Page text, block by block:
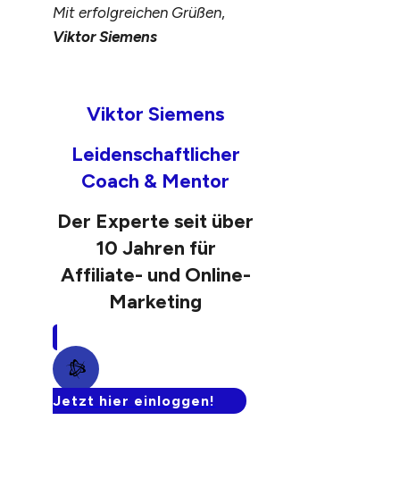
Mit erfolgreichen Grüßen,
Viktor Siemens
Viktor Siemens
Leidenschaftlicher
Coach & Mentor
Der Experte seit über
10 Jahren für
Affiliate- und Online-
Marketing
Jetzt hier einloggen!